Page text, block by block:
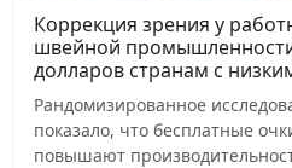
Коррекция зрения у
швейной
долларов странам с
Рандомизированное
показало, что бесплатные
повышают